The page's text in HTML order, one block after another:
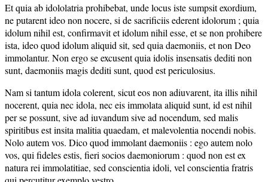
Et quia ab idololatria prohibebat, unde locus iste sumpsit exordium,
ne putarent ideo non nocere, si de sacrificiis ederent idolorum ; quia
idolum nihil est, confirmavit et idolum nihil esse, et se non prohibere
ista, ideo quod idolum aliquid sit, sed quia daemoniis, et non Deo
immolantur. Non ergo se excusent quia idolis insensatis dediti non
sunt, daemoniis magis dediti sunt, quod est periculosius.
Nam si tantum idola colerent, sicut eos non adiuvarent, ita illis nihil
nocerent, quia nec idola, nec eis immolata aliquid sunt, id est nihil
per se possunt, sive ad iuvandum sive ad nocendum, sed malis
spiritibus est insita malitia quaedam, et malevolentia nocendi nobis.
Nolo autem vos. Dico quod immolant daemoniis : ego autem nolo
vos, qui fideles estis, fieri socios daemoniorum : quod non est ex
natura rei immolatitiae, sed conscientia idoli, vel conscientia fratris